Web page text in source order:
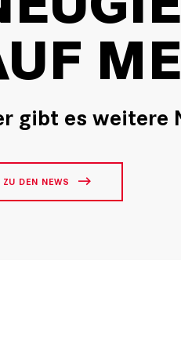
gibt es weitere
ZU DEN NEWS